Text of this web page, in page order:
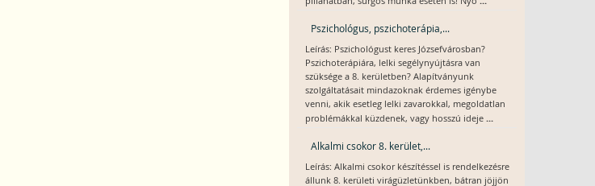
Pszichológus, pszichoterápia,...
Leírás: Pszichológust keres Józsefvárosban?
Pszichoterápiára, lelki segélynyújtásra van
szüksége a 8. kerületben? Alapítványunk
szolgáltatásait mindazoknak érdemes igénybe
venni, akik esetleg lelki zavarokkal, megoldatlan
problémákkal küzdenek, vagy hosszú ideje ...
Alkalmi csokor 8. kerület,...
Leírás: Alkalmi csokor készítéssel is rendelkezésre
állunk 8. kerületi virágüzletünkben, bátran jöjjön